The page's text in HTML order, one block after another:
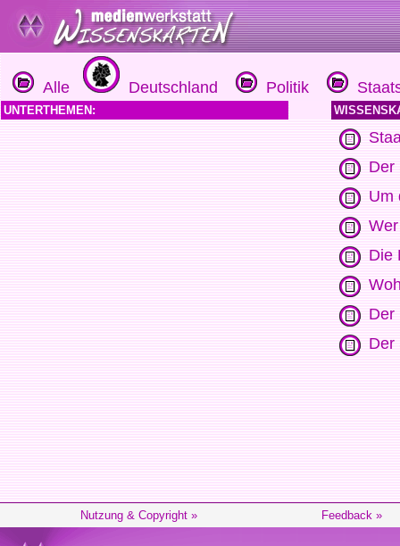
Alle Deutschland Politik
UNTERTHEMEN:
Der
Um
Die
Der
Der
Nutzung & Copyright » Feedback »